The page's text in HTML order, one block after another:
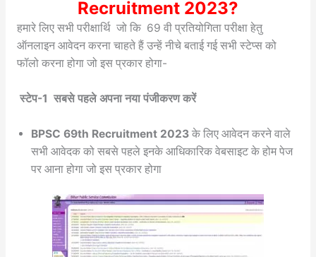
Recruitment 2023?
हमारे लिए सभी परीक्षार्थि जो कि 69 वी प्रतियोगिता परीक्षा हेतु
ऑनलाइन आवेदन करना चाहते हैं उन्हें नीचे बताई गई सभी स्टेप्स को
फॉलो करना होगा जो इस प्रकार होगा-
स्टेप-1 सबसे पहले अपना नया पंजीकरण करें
BPSC 69th Recruitment 2023 के लिए आवेदन करने वाले
सभी आवेदक को सबसे पहले इनके आधिकारिक वेबसाइट के होम पेज
पर आना होगा जो इस प्रकार होगा